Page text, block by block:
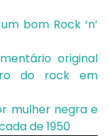
bom Rock ‘n’
original
do rock em
mulher negra e
de 1950